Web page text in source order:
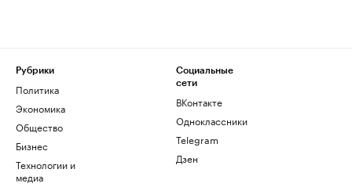
Рубрики
Политика
Экономика
Общество
Бизнес
Технологии и
медиа
Социальные
сети
ВКонтакте
Одноклассники
Telegram
Дзен